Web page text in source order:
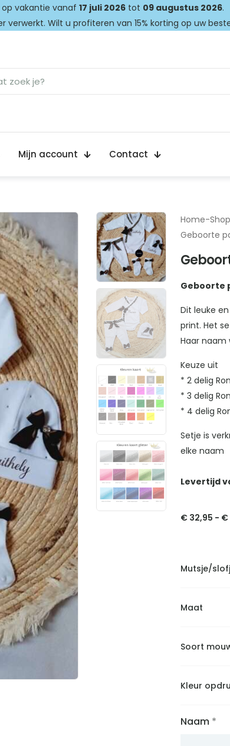
op vakantie vanaf 17 juli 2026tot 09 augustus 2026.
verwerkt. Wilt u profiteren van 15% korting op uw
Mijn account Contact
Home-Shop
Geboorte
Geboorte
Dit leuke
print. Het
Haar naam
Keuze uit
* 2 delig
* 3 delig
* 4 delig
Setje is
elke naam
Levertijd
€ 32,95 - €
Mutsje/
Maat
Soort
Kleur
Naam *